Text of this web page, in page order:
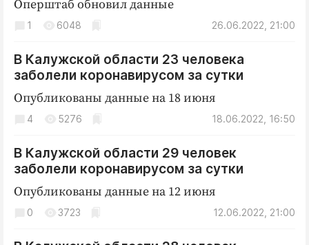
Оперштаб обновил данные
26.06.2022, 21:00
1 6048
В Калужской области 23 человека
заболели коронавирусом за сутки
Опубликованы данные на 18 июня
18.06.2022, 16:50
4 5276
В Калужской области 29 человек
заболели коронавирусом за сутки
Опубликованы данные на 12 июня
12.06.2022, 21:00
0 3723